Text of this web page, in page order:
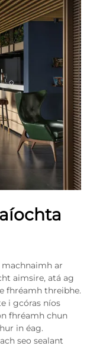
machnaimh ar
aimsire, atá ag
fhréamh threibhe.
i gcóras níos
fhréamh chun
in éag.
seo sealant